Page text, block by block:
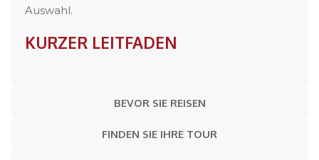
Auswahl.
KURZER LEITFADEN
BEVOR SIE REISEN
FINDEN SIE IHRE TOUR